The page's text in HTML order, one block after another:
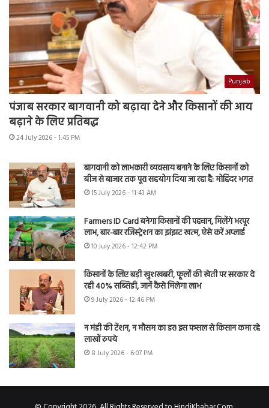
Punjab
पंजाब सरकार बागवानी को बढ़ावा देने और किसानों की आय
बढ़ाने के लिए प्रतिबद्ध
24 July 2026 - 1:45 PM
बागवानी को लाभकारी व्यवसाय बनाने के लिए किसानों को
बीज से बाजार तक पूरा सहयोग दिया जा रहा है: मोहिंदर भगत
15 July 2026 - 11:43 AM
Farmers ID Card बनेगा किसानों की पहचान, मिलेंगे भरपूर
लाभ, बार-बार रजिस्ट्रेशन का झंझट खत्म, ऐसे करें अप्लाई
10 July 2026 - 12:42 PM
किसानों के लिए बड़ी खुशखबरी, फूलों की खेती पर सरकार दे
रही 40% सब्सिडी, जानें कैसे मिलेगा लाभ
9 July 2026 - 12:46 PM
न मंडी की टेंशन, न मौसम का डर! इस फसल से किसान कमा रहे
लाखों रुपये
8 July 2026 - 6:07 PM